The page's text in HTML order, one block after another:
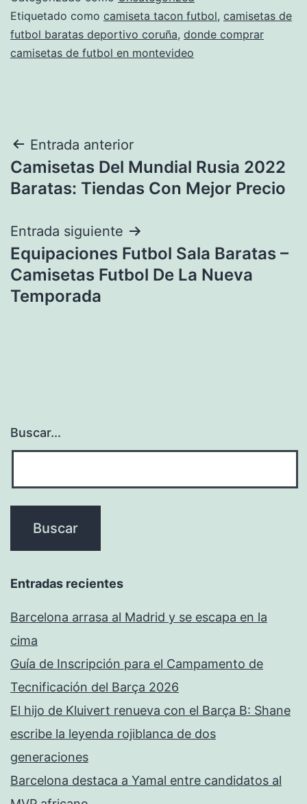
Etiquetado como camiseta tacon futbol, camisetas de
futbol baratas deportivo coruña, donde comprar
camisetas de futbol en montevideo
Navegación
de
Entrada anterior
Camisetas Del Mundial Rusia 2022
Baratas: Tiendas Con Mejor Precio
Entrada siguiente
Equipaciones Futbol Sala Baratas –
Camisetas Futbol De La Nueva
Temporada
Buscar...
Entradas recientes
Barcelona arrasa al Madrid y se escapa en la
cima
Guía de Inscripción para el Campamento de
Tecnificación del Barça 2026
El hijo de Kluivert renueva con el Barça B: Shane
escribe la leyenda rojiblanca de dos
generaciones
Barcelona destaca a Yamal entre candidatos al